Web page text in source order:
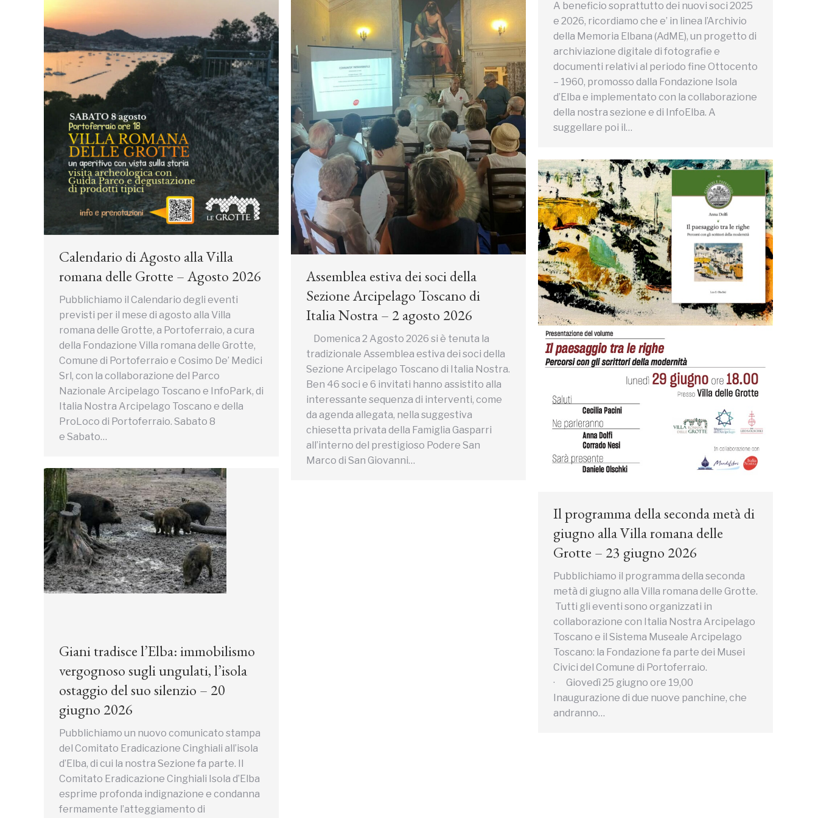
Calendario di Agosto alla Villa
romana delle Grotte – Agosto 2026
Pubblichiamo il Calendario degli eventi
previsti per il mese di agosto alla Villa
romana delle Grotte, a Portoferraio, a cura
della Fondazione Villa romana delle Grotte,
Comune di Portoferraio e Cosimo De’ Medici
Srl, con la collaborazione del Parco
Nazionale Arcipelago Toscano e InfoPark, di
Italia Nostra Arcipelago Toscano e della
ProLoco di Portoferraio. Sabato 8
e Sabato…
Assemblea estiva dei soci della
Sezione Arcipelago Toscano di
Italia Nostra – 2 agosto 2026
Domenica 2 Agosto 2026 si è tenuta la
tradizionale Assemblea estiva dei soci della
Sezione Arcipelago Toscano di Italia Nostra.
Ben 46 soci e 6 invitati hanno assistito alla
interessante sequenza di interventi, come
da agenda allegata, nella suggestiva
chiesetta privata della Famiglia Gasparri
all’interno del prestigioso Podere San
Marco di San Giovanni…
A beneficio soprattutto dei nuovi soci 2025
e 2026, ricordiamo che e’ in linea l’Archivio
della Memoria Elbana (AdME), un progetto di
archiviazione digitale di fotografie e
documenti relativi al periodo fine Ottocento
– 1960, promosso dalla Fondazione Isola
d’Elba e implementato con la collaborazione
della nostra sezione e di InfoElba. A
suggellare poi il…
Il programma della seconda metà di
giugno alla Villa romana delle
Grotte – 23 giugno 2026
Pubblichiamo il programma della seconda
metà di giugno alla Villa romana delle Grotte.
Tutti gli eventi sono organizzati in
collaborazione con Italia Nostra Arcipelago
Toscano e il Sistema Museale Arcipelago
Toscano: la Fondazione fa parte dei Musei
Civici del Comune di Portoferraio.
· Giovedì 25 giugno ore 19,00
Inaugurazione di due nuove panchine, che
andranno…
Giani tradisce l’Elba: immobilismo
vergognoso sugli ungulati, l’isola
ostaggio del suo silenzio – 20
giugno 2026
Pubblichiamo un nuovo comunicato stampa
del Comitato Eradicazione Cinghiali all’isola
d’Elba, di cui la nostra Sezione fa parte. Il
Comitato Eradicazione Cinghiali Isola d’Elba
esprime profonda indignazione e condanna
fermamente l’atteggiamento di